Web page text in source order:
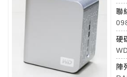
聯
硬
陣